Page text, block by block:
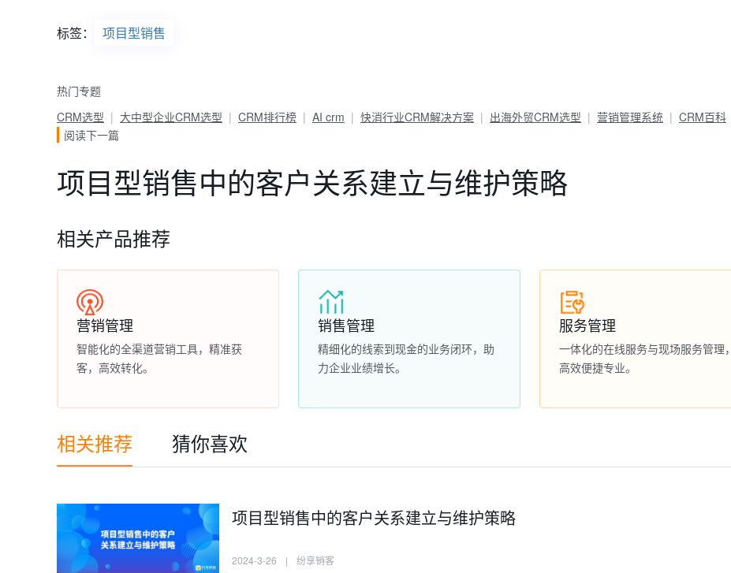
标签： 项目型销售
热门专题
CRM选型
大中型企业CRM选型 CRM排行榜 AI crm 快消行业CRM解决方案 出海外贸CRM选型 营销管理系统
CRM百科
阅读下一篇
项目型销售中的客户关系建立与维护策略
相关产品推荐
营销管理
智能化的全渠道营销工具，精准获
客，高效转化。
销售管理
精细化的线索到现金的业务闭环，助
力企业业绩增长。
服务管理
一体化的在线服务与现场服务管理，
高效便捷专业。
相关推荐 猜你喜欢
项目型销售中的客户关系建立与维护策略
2024-3-26 | 纷享销客